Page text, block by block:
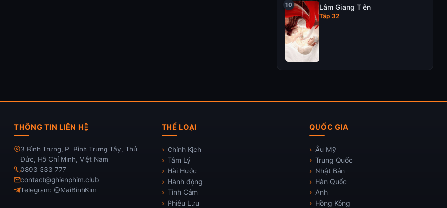
Lâm Giang Tiên
Tập 32
THÔNG TIN LIÊN HỆ
3 Bình Trưng, P. Bình Trưng Tây, Thủ
Đức, Hồ Chí Minh, Việt Nam
0893 333 777
contact@ghienphim.club
Telegram: @MaiBinhKim
THỂ LOẠI
Chính Kịch
Tâm Lý
Hài Hước
Hành động
Tình Cảm
Phiêu Lưu
QUỐC GIA
Âu Mỹ
Trung Quốc
Nhật Bản
Hàn Quốc
Anh
Hồng Kông